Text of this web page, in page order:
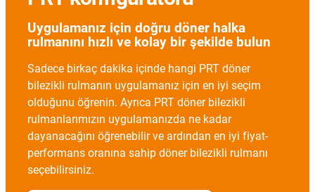
Uygulamanız için doğru döner halka
rulmanını hızlı ve kolay bir şekilde bulun
Sadece birkaç dakika içinde hangi PRT döner
bilezikli rulmanın uygulamanız için en iyi seçim
olduğunu öğrenin. Ayrıca PRT döner bilezikli
rulmanlarımızın uygulamanızda ne kadar
dayanacağını öğrenebilir ve ardından en iyi fiyat-
performans oranına sahip döner bilezikli rulmanı
seçebilirsiniz.